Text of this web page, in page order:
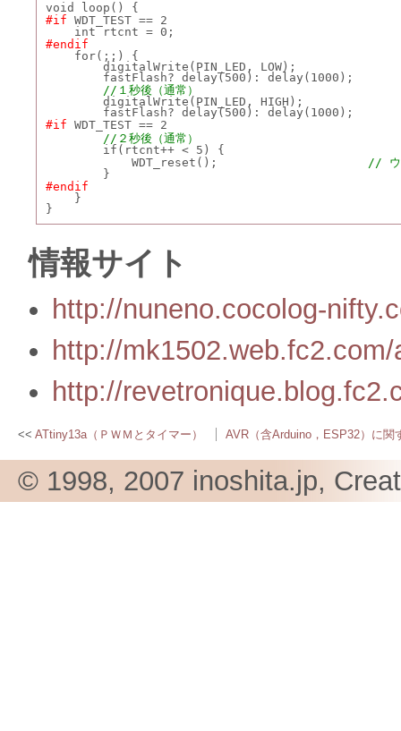
void loop() {
#if WDT_TEST == 2
int rtcnt = 0;
#endif
for(;;) {
digitalWrite(PIN_LED, LOW);
fastFlash? delay(500): delay(1000);
//１秒後（通常）
digitalWrite(PIN_LED, HIGH);
fastFlash? delay(500): delay(1000);
#if WDT_TEST == 2
//２秒後（通常）
if(rtcnt++ < 5) {
WDT_reset(); // ウ
}
#endif
}
}
情報サイト
http://nuneno.cocolog-
http://
http://
ATtiny13a（ＰＷＭとタイマー） AVR（含Arduino，ESP32）に関
© 1998, 2007 inoshita.jp,